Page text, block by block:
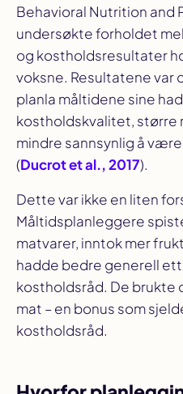
Behavioral Nutrition and
undersøkte forholdet
og kostholdsresultater
voksne. Resultatene var
planla måltidene sine
kostholdskvalitet, større
mindre sannsynlig å
(Ducrot et al., 2017).
Dette var ikke en liten
Måltidsplanleggere
matvarer, inntok mer
hadde bedre generell
kostholdsråd. De brukte
mat – en bonus som
kostholdsråd.